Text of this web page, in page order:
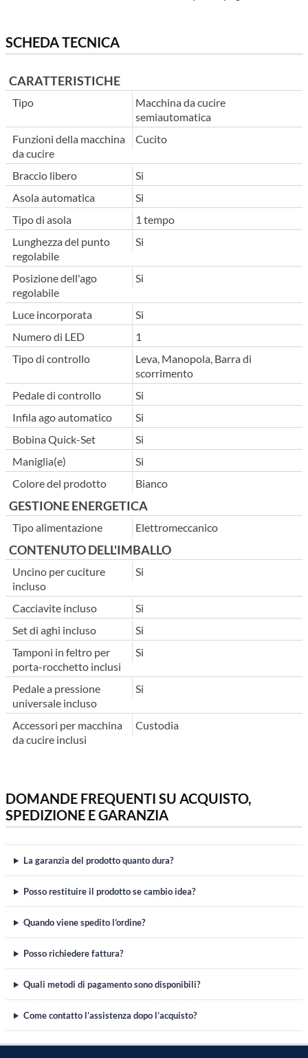
SCHEDA TECNICA
CARATTERISTICHE
Tipo
Macchina da cucire
semiautomatica
Funzioni della macchina
da cucire
Cucito
Braccio libero
Si
Asola automatica
Si
Tipo di asola
1 tempo
Lunghezza del punto
regolabile
Si
Posizione dell'ago
regolabile
Si
Luce incorporata
Si
Numero di LED
1
Tipo di controllo
Leva, Manopola, Barra di
scorrimento
Pedale di controllo
Si
Infila ago automatico
Si
Bobina Quick-Set
Si
Maniglia(e)
Si
Colore del prodotto
Bianco
GESTIONE ENERGETICA
Tipo alimentazione Elettromeccanico
CONTENUTO DELL'IMBALLO
Uncino per cuciture
incluso
Si
Cacciavite incluso
Si
Set di aghi incluso
Si
Tamponi in feltro per
porta-rocchetto inclusi
Si
Pedale a pressione
universale incluso
Si
Accessori per macchina
da cucire inclusi
Custodia
DOMANDE FREQUENTI SU ACQUISTO,
SPEDIZIONE E GARANZIA
La garanzia del prodotto quanto dura?
Posso restituire il prodotto se cambio idea?
Quando viene spedito l’ordine?
Posso richiedere fattura?
Quali metodi di pagamento sono disponibili?
Come contatto l’assistenza dopo l’acquisto?